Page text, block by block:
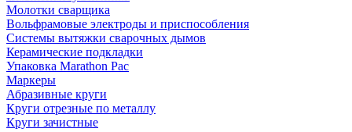
Молотки сварщика
Вольфрамовые электроды и приспособления
Системы вытяжки сварочных дымов
Керамические подкладки
Упаковка Marathon Pac
Маркеры
Абразивные круги
Круги отрезные по металлу
Круги зачистные